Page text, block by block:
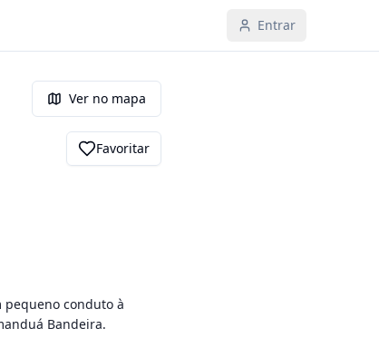
Entrar
Ver no mapa
Favoritar
pequeno conduto à
Bandeira.